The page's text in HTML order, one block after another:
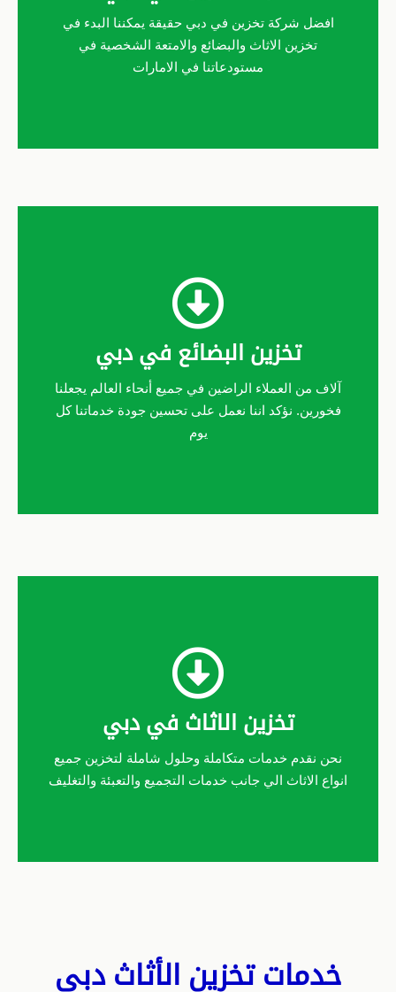
افضل شركة تخزين في دبي حقيقة يمكننا البدء في
تخزين الاثاث والبضائع والامتعة الشخصية في
مستودعاتنا في الامارات
تخزين البضائع في دبي
آلاف من العملاء الراضين في جميع أنحاء العالم يجعلنا
فخورين. نؤكد اننا نعمل على تحسين جودة خدماتنا كل
يوم
تخزين الاثاث في دبي
نحن نقدم خدمات متكاملة وحلول شاملة لتخزين جميع
انواع الاثاث الي جانب خدمات التجميع والتعبئة والتغليف
خدمات تخزين الأثاث دبي